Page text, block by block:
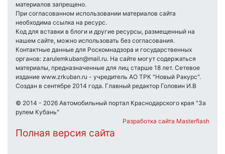
материалов запрещено.
При согласованном использовании материалов сайта
необходима ссылка на ресурс.
Код для вставки в блоги и другие ресурсы, размещенный на
нашем сайте, можно использовать без согласования.
Контактные данные для Роскомнадзора и государственных
органов: zarulemkuban@mail.ru. На сайте могут содержаться
материалы, предназначенные для лиц старше 18 лет. Сетевое
издание www.zrkuban.ru - учредитель АО ТРК "Новый Ракурс".
Создан в сентябре 2014 года. Главный редактор Головин И.В
© 2014 - 2026 Автомобильный портал Краснодарского края "За
рулем Кубань"
Разработка сайта Masterflash
Полная версия сайта